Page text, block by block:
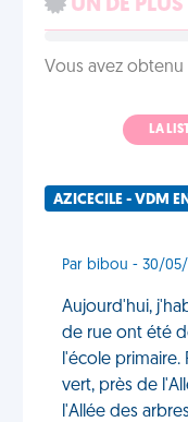
UN DE PLUS
Vous avez obtenu
LA
AZICECILE - VDM
Par bibou - 30/
Aujourd'hui,
de rue ont été
l'école primaire.
vert, près de
l'Allée des